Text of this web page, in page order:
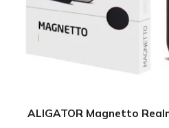
ALIGATOR Magnetto